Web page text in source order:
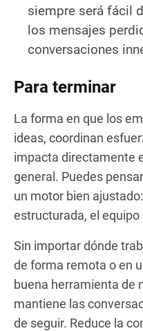
siempre será fácil
los mensajes
conversaciones
Para terminar
La forma en que los
ideas, coordinan
impacta directamente
general. Puedes
un motor bien
estructurada, el
Sin importar dónde
de forma remota o en
buena herramienta de
mantiene las
de seguir. Reduce la